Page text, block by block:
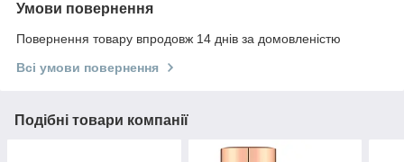
Умови повернення
Повернення товару впродовж 14 днів за домовленістю
Всі умови повернення
Подібні товари компанії